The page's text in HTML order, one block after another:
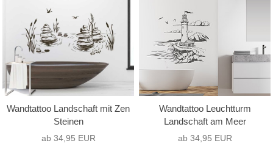
Wandtattoo Landschaft mit Zen
Steinen
ab 34,95 EUR
Wandtattoo Leuchtturm
Landschaft am Meer
ab 34,95 EUR